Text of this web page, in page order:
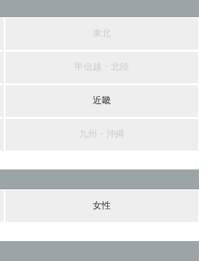
東北
甲信越・北陸
近畿
九州・沖縄
女性